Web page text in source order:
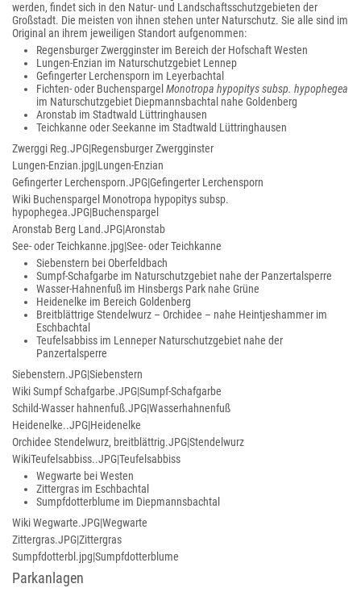
werden, findet sich in den Natur- und Landschaftsschutzgebieten der
Großstadt. Die meisten von ihnen stehen unter Naturschutz. Sie alle sind im
Original an ihrem jeweiligen Standort aufgenommen:
Regensburger Zwergginster im Bereich der Hofschaft Westen
Lungen-Enzian im Naturschutzgebiet Lennep
Gefingerter Lerchensporn im Leyerbachtal
Fichten- oder Buchenspargel Monotropa hypopitys subsp. hypophegea
im Naturschutzgebiet Diepmannsbachtal nahe Goldenberg
Aronstab im Stadtwald Lüttringhausen
Teichkanne oder Seekanne im Stadtwald Lüttringhausen
Zwerggi Reg.JPG|Regensburger Zwergginster
Lungen-Enzian.jpg|Lungen-Enzian
Gefingerter Lerchensporn.JPG|Gefingerter Lerchensporn
Wiki Buchenspargel Monotropa hypopitys subsp.
hypophegea.JPG|Buchenspargel
Aronstab Berg Land.JPG|Aronstab
See- oder Teichkanne.jpg|See- oder Teichkanne
Siebenstern bei Oberfeldbach
Sumpf-Schafgarbe im Naturschutzgebiet nahe der Panzertalsperre
Wasser-Hahnenfuß im Hinsbergs Park nahe Grüne
Heidenelke im Bereich Goldenberg
Breitblättrige Stendelwurz – Orchidee – nahe Heintjeshammer im
Eschbachtal
Teufelsabbiss im Lenneper Naturschutzgebiet nahe der
Panzertalsperre
Siebenstern.JPG|Siebenstern
Wiki Sumpf Schafgarbe.JPG|Sumpf-Schafgarbe
Schild-Wasser hahnenfuß.JPG|Wasserhahnenfuß
Heidenelke..JPG|Heidenelke
Orchidee Stendelwurz, breitblättrig.JPG|Stendelwurz
WikiTeufelsabbiss..JPG|Teufelsabbiss
Wegwarte bei Westen
Zittergras im Eschbachtal
Sumpfdotterblume im Diepmannsbachtal
Wiki Wegwarte.JPG|Wegwarte
Zittergras.JPG|Zittergras
Sumpfdotterbl.jpg|Sumpfdotterblume
Parkanlagen